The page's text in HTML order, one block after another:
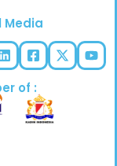
Media
of :